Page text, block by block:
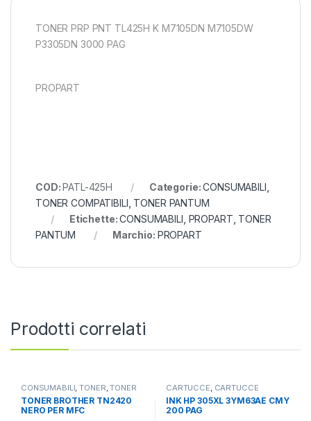
TONER PRP PNT TL425H K M7105DN M7105DW
P3305DN 3000 PAG
PROPART
COD:PATL-425H Categorie:CONSUMABILI
TONER COMPATIBILI TONER PANTUM
Etichette:CONSUMABILI PROPART TONER
PANTUM
Marchio: PROPART
Prodotti correlati
CONSUMABILI,TONER,TONER
ORIGINALI
TONER BROTHER TN2420
NERO PER MFC
CARTUCCE, CARTUCCE
ORIGINALI, CONSUMABILI
INK HP 305XL 3YM63AE CMY
200 PAG